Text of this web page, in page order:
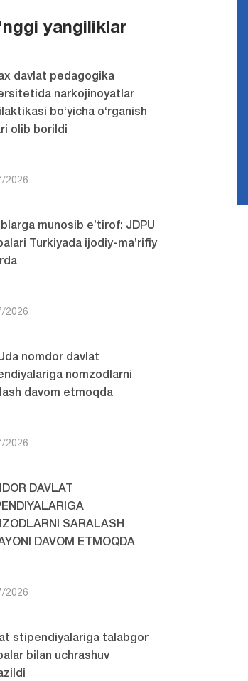
yangiliklar
davlat pedagogika
narkojinoyatlar
bo‘yicha o‘rganish
olib borildi
2026
munosib e’tirof: JDPU
Turkiyada ijodiy-ma’rifiy
2026
nomdor davlat
nomzodlarni
davom etmoqda
2026
DAVLAT
SARALASH
DAVOM ETMOQDA
2026
stipendiyalariga talabgor
bilan uchrashuv